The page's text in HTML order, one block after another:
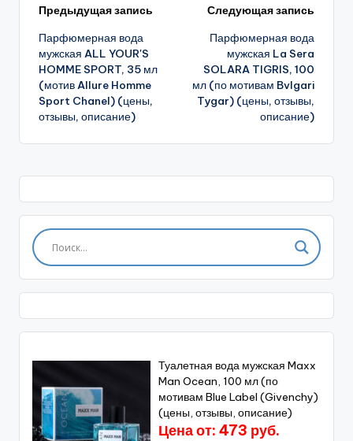
Навигация
записи
Предыдущая запись
Парфюмерная вода
мужская ALL YOUR'S
HOMME SPORT, 35 мл
(мотив Allure Homme
Sport Chanel) (цены,
отзывы, описание)
Следующая запись
Парфюмерная вода
мужская La Sera
SOLARA TIGRIS, 100
мл (по мотивам Bvlgari
Tygar) (цены, отзывы,
описание)
Туалетная вода мужская Maxx
Man Ocean, 100 мл (по
мотивам Blue Label (Givenchy)
(цены, отзывы, описание)
Цена от: 473 руб.